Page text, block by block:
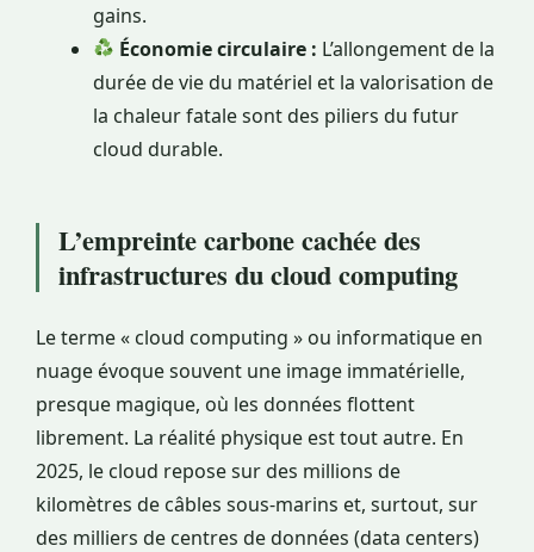
gains.
Économie circulaire : L’allongement de la
durée de vie du matériel et la valorisation de
la chaleur fatale sont des piliers du futur
cloud durable.
L’empreinte carbone cachée des
infrastructures du cloud computing
Le terme « cloud computing » ou informatique en
nuage évoque souvent une image immatérielle,
presque magique, où les données flottent
librement. La réalité physique est tout autre. En
2025, le cloud repose sur des millions de
kilomètres de câbles sous-marins et, surtout, sur
des milliers de centres de données (data centers)